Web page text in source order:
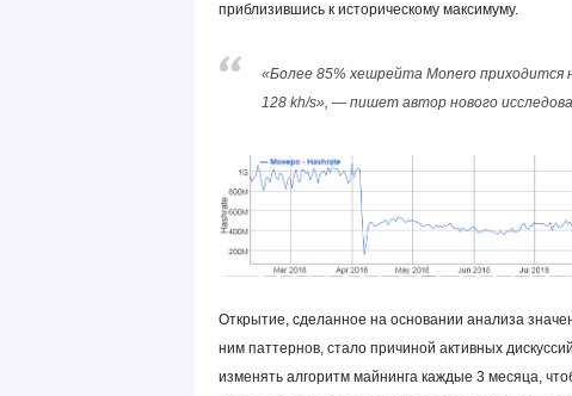
приблизившись к историческому максимуму.
«Более 85% хешрейта Monero
128 kh/s», — пишет автор нового
Открытие, сделанное на основании анализа
ним паттернов, стало причиной активных
изменять алгоритм майнинга каждые 3 месяца,